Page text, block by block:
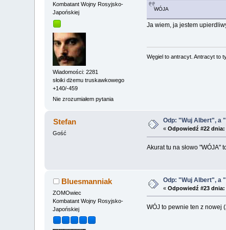
Kombatant Wojny Rosyjsko-
Japońskiej
Wiadomości: 2281
słoiki dżemu truskawkowego
+140/-459
Nie zrozumiałem pytania
WÓJA
Ja wiem, ja jestem
Węgiel to antracyt. Antracyt to
Stefan
Gość
Odp: "Wuj Albert", a
«Odpowiedź #22 dnia:
Akurat tu na słowo "WÓJA"
Bluesmanniak
ZOMOwiec
Kombatant Wojny Rosyjsko-
Japońskiej
Odp: "Wuj Albert", a
«Odpowiedź #23 dnia:
WÓJ to pewnie ten z nowej